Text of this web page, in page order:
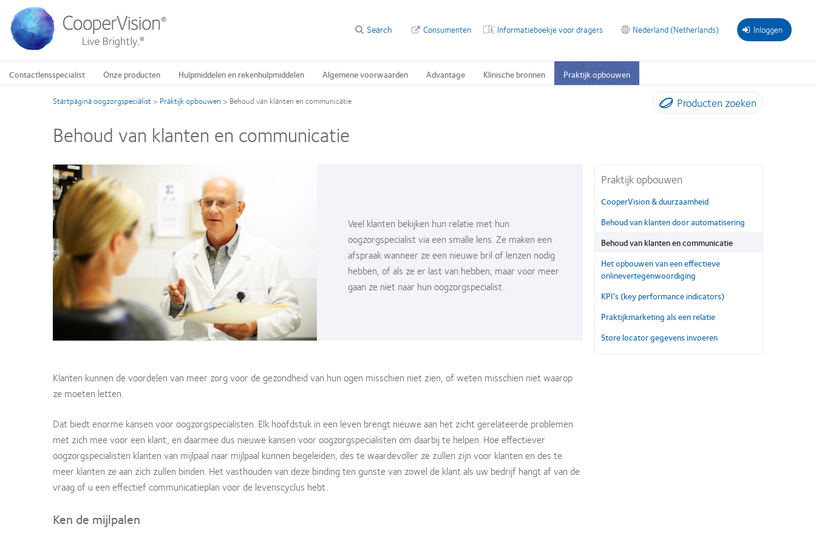
Overslaan
naar
Inloggen
Nederland (Netherlands)
Informatieboekje voor dragers
Consumenten
Search
Contactlensspecialist Onze producten Hulpmiddelen en rekenhulpmiddelen Algemene voorwaarden Advantage Klinische bronnen Praktijk opbouwen
Producten zoeken
Startpagina oogzorgspecialist > Praktijk opbouwen > Behoud van klanten en communicatie
Behoud van klanten en communicatie
Veel klanten bekijken hun relatie met hun
oogzorgspecialist via een smalle lens. Ze maken een
afspraak wanneer ze een nieuwe bril of lenzen nodig
hebben, of als ze er last van hebben, maar voor meer
gaan ze niet naar hun oogzorgspecialist.
Klanten kunnen de voordelen van meer zorg voor de gezondheid van hun ogen misschien niet zien, of weten misschien niet waarop
ze moeten letten.
Dat biedt enorme kansen voor oogzorgspecialisten. Elk hoofdstuk in een leven brengt nieuwe aan het zicht gerelateerde problemen
met zich mee voor een klant, en daarmee dus nieuwe kansen voor oogzorgspecialisten om daarbij te helpen. Hoe effectiever
oogzorgspecialisten klanten van mijlpaal naar mijlpaal kunnen begeleiden, des te waardevoller ze zullen zijn voor klanten en des te
meer klanten ze aan zich zullen binden. Het vasthouden van deze binding ten gunste van zowel de klant als uw bedrijf hangt af van de
vraag of u een effectief communicatieplan voor de levenscyclus hebt.
Ken de mijlpalen
Praktijk opbouwen
CooperVision & duurzaamheid
Behoud van klanten door automatisering
Behoud van klanten en communicatie
Het opbouwen van een effectieve
onlinevertegenwoordiging
KPI's (key performance indicators)
Praktijkmarketing als een relatie
Store locator gegevens invoeren